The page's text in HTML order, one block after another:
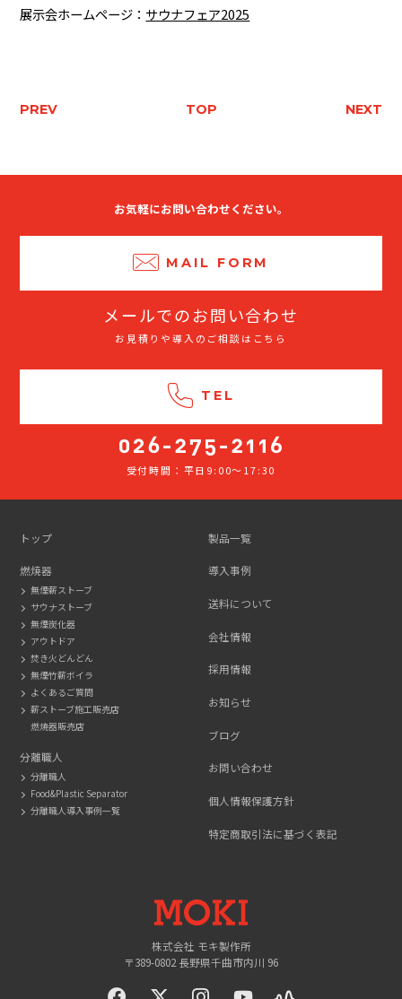
展示会ホームページ： サウナフェア2025
PREV TOP NEXT
お気軽にお問い合わせください。
MAIL FORM
メールでのお問い合わせ
お見積りや導入のご相談はこちら
TEL
受付時間：平日9:00～17:30
トップ
燃焼器
無煙薪ストーブ
サウナストーブ
無煙炭化器
アウトドア
焚き火どんどん
無煙竹薪ボイラ
よくあるご質問
薪ストーブ施工販売店
燃焼器販売店
分離職人
分離職人
Food&Plastic Separator
分離職人導入事例一覧
製品一覧
導入事例
送料について
会社情報
採用情報
お知らせ
ブログ
お問い合わせ
個人情報保護方針
特定商取引法に基づく表記
MOKI
株式会社 モキ製作所
〒389-0802 長野県千曲市内川 96